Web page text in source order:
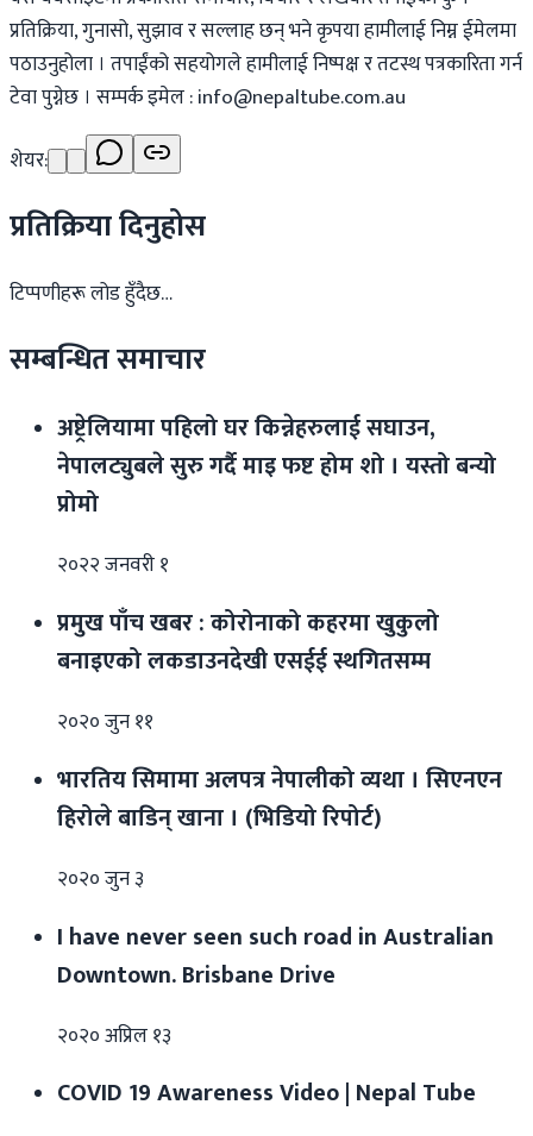
प्रतिक्रिया, गुनासो, सुझाव र सल्लाह छन् भने कृपया हामीलाई निम्न ईमेलमा
पठाउनुहोला । तपाईंको सहयोगले हामीलाई निष्पक्ष र तटस्थ पत्रकारिता गर्न
टेवा पुग्नेछ । सम्पर्क इमेल :info@nepaltube.com.au
शेयर:
प्रतिक्रिया दिनुहोस
टिप्पणीहरू लोड हुँदैछ…
सम्बन्धित समाचार
अष्ट्रेलियामा पहिलो घर किन्नेहरुलाई सघाउन,
नेपालट्युबले सुरु गर्दै माइ फष्ट होम शो । यस्तो बन्यो
प्रोमो
२०२२ जनवरी १
प्रमुख पाँच खबर : कोरोनाको कहरमा खुकुलो
बनाइएको लकडाउनदेखी एसईई स्थगितसम्म
२०२० जुन ११
भारतिय सिमामा अलपत्र नेपालीको व्यथा । सिएनएन
हिरोले बाडिन् खाना । (भिडियो रिपोर्ट)
२०२० जुन ३
I have never seen such road in Australian
Downtown. Brisbane Drive
२०२० अप्रिल १३
COVID 19 Awareness Video | Nepal Tube